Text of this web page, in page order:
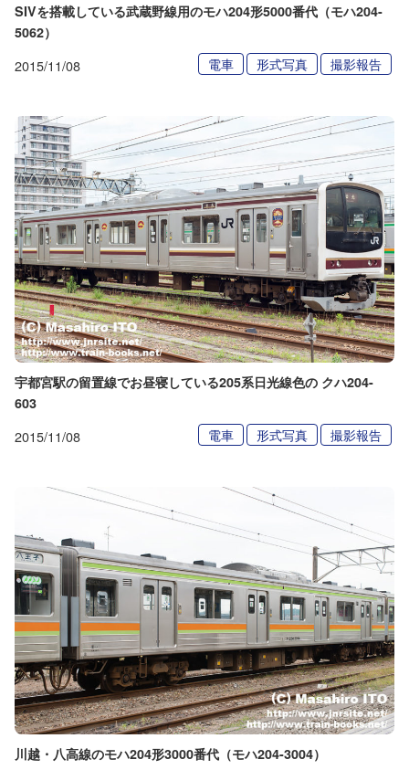
SIVを搭載している武蔵野線用のモハ204形5000番代（モハ204-
5062）
2015/11/08 電車 形式写真 撮影報告
宇都宮駅の留置線でお昼寝している205系日光線色の クハ204-
603
2015/11/08 電車 形式写真 撮影報告
川越・八高線のモハ204形3000番代（モハ204-3004）